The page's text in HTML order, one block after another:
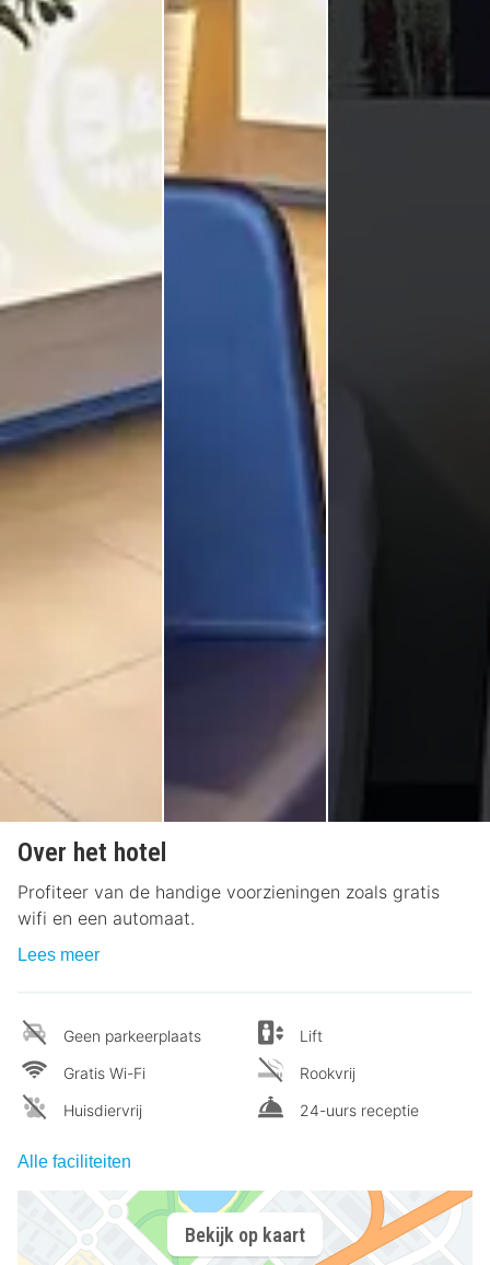
Over het hotel
Profiteer van de handige voorzieningen zoals gratis
wifi en een automaat.
Lees meer
Geen parkeerplaats
Gratis Wi-Fi
Huisdiervrij
Lift
Rookvrij
24-uurs receptie
Alle faciliteiten
Bekijk op kaart